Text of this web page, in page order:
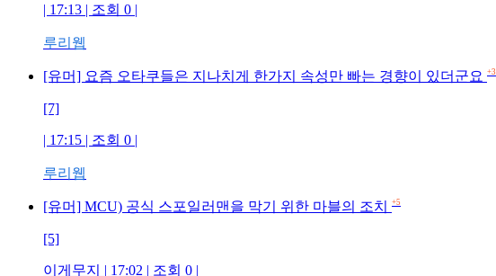
| 17:13 | 조회 0 |
루리웹
[유머] 요즘 오타쿠들은 지나치게 한가지 속성만 빠는 경향이 있더군요 +3
[7]
| 17:15 | 조회 0 |
루리웹
[유머] MCU) 공식 스포일러맨을 막기 위한 마블의 조치 +5
[5]
이게무지 | 17:02 | 조회 0 |